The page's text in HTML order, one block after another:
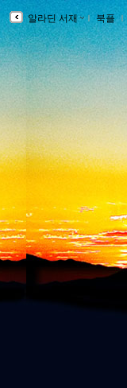
알라딘 서재 ｌ 북플ｌ